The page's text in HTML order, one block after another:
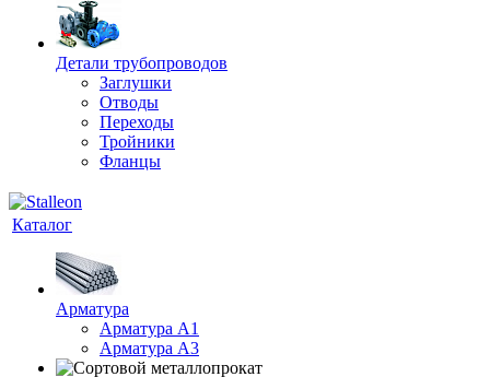
Детали трубопроводов
Заглушки
Отводы
Переходы
Тройники
Фланцы
Каталог
Арматура
Арматура A1
Арматура А3